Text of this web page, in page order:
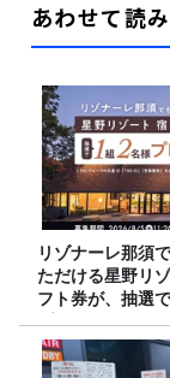
あわせて読
リゾナーレ那須
ただける星野リ
フト券が、抽選
プレゼント！